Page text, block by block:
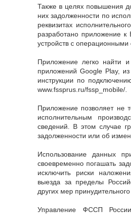
Также в целях повышения
них задолженности по
реквизитах
разработано приложение к
устройств с
Приложение легко найти и
приложений Google Play,
инструкции по
www.fssprus.ru/fssp_mobile/.
Приложение позволяет не
исполнительным
сведений. В этом случае
задолженности или об
Использование данных
своевременно погашать
исключить риски
выезда за пределы
других мер
Управление ФССП